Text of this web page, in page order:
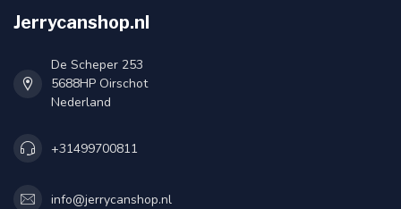
Jerrycanshop.nl
De Scheper 253
5688HP Oirschot
Nederland
+31499700811
info@jerrycanshop.nl